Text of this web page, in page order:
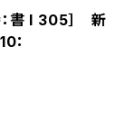
書 I 305］ 新
：